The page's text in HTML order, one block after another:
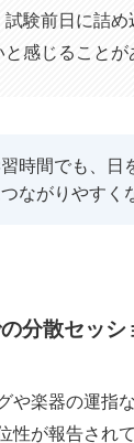
験前日に詰
感じることが
時間でも、日
ながりやすく
分散セッシ
や楽器の運指
性が報告され